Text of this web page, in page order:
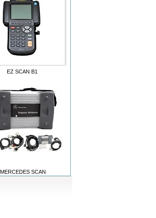
EZ SCAN B1
MERCEDES SCAN